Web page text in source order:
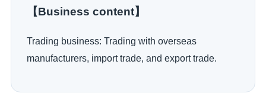
【Business content】
Trading business: Trading with overseas
manufacturers, import trade, and export trade.